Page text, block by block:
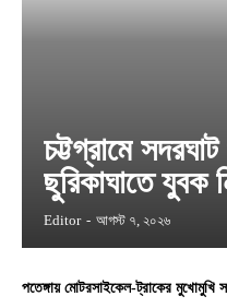
চট্টগ্রামে
ছুরিকাঘাতে যুবক
Editor - আগস্ট ৭, ২০২৬
পতেঙ্গায় মোটরসাইকেল-ট্রাকের মুখোমুখি